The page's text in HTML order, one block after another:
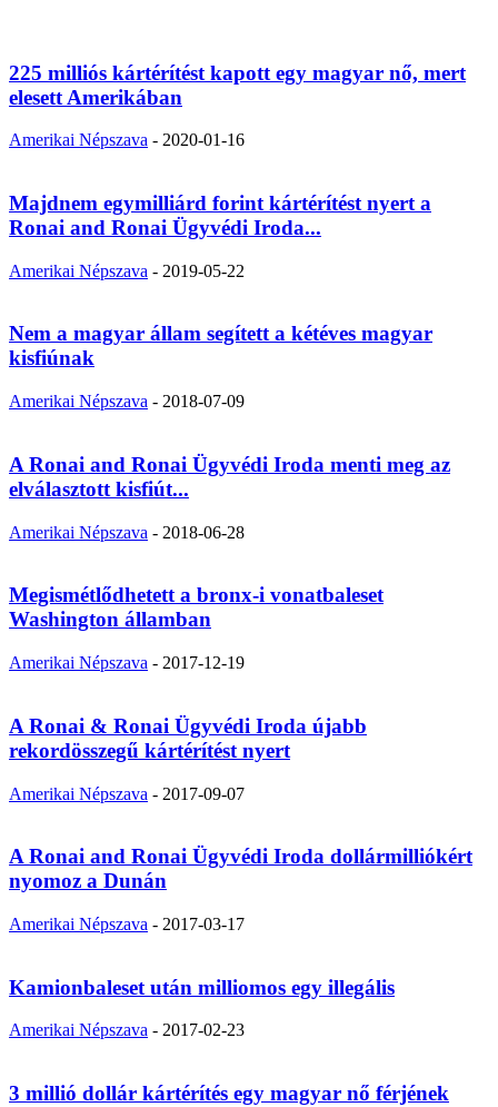
225 milliós kártérítést kapott egy magyar nő, mert
elesett Amerikában
Amerikai Népszava - 2020-01-16
Majdnem egymilliárd forint kártérítést nyert a
Ronai and Ronai Ügyvédi Iroda...
Amerikai Népszava - 2019-05-22
Nem a magyar állam segített a kétéves magyar
kisfiúnak
Amerikai Népszava - 2018-07-09
A Ronai and Ronai Ügyvédi Iroda menti meg az
elválasztott kisfiút...
Amerikai Népszava - 2018-06-28
Megismétlődhetett a bronx-i vonatbaleset
Washington államban
Amerikai Népszava - 2017-12-19
A Ronai & Ronai Ügyvédi Iroda újabb
rekordösszegű kártérítést nyert
Amerikai Népszava - 2017-09-07
A Ronai and Ronai Ügyvédi Iroda dollármilliókért
nyomoz a Dunán
Amerikai Népszava - 2017-03-17
Kamionbaleset után milliomos egy illegális
Amerikai Népszava - 2017-02-23
3 millió dollár kártérítés egy magyar nő férjének